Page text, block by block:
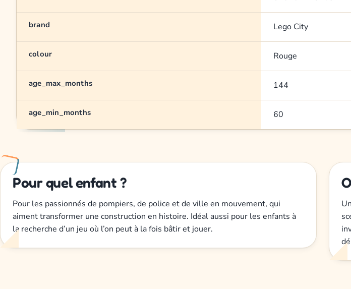
brand Lego City
colour Rouge
age_max_months 144
age_min_months 60
Pour quel enfant ?
Pour les passionnés de pompiers, de police et de ville en mouvement, qui
aiment transformer une construction en histoire. Idéal aussi pour les enfants à
la recherche d’un jeu où l’on peut à la fois bâtir et jouer.